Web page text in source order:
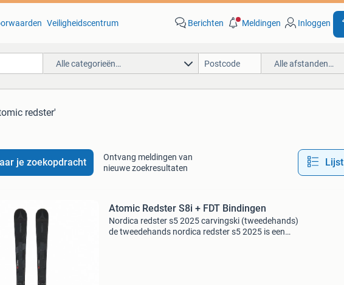
Veiligheidscentrum Berichten Meldingen Inloggen
Alle categorieën… Alle afstanden…
redster'
je zoekopdracht
Ontvang meldingen van
nieuwe zoekresultaten
Lijst
Atomic Redster S8i + FDT Bindingen
Nordica redster s5 2025 carvingski (tweedehands)
de tweedehands nordica redster s5 2025 is een